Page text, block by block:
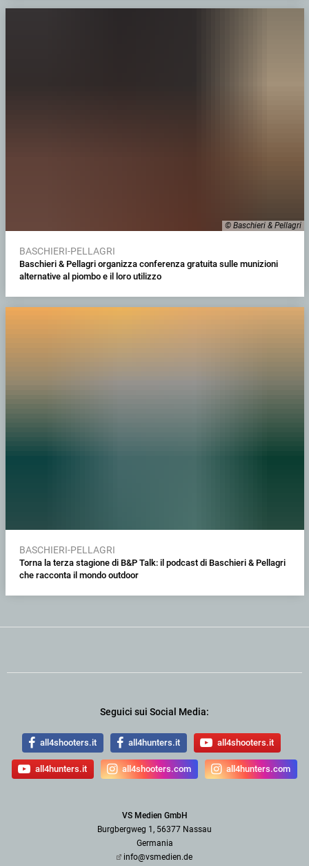
© Baschieri & Pellagri
BASCHIERI-PELLAGRI
Baschieri & Pellagri organizza conferenza gratuita sulle munizioni
alternative al piombo e il loro utilizzo
BASCHIERI-PELLAGRI
Torna la terza stagione di B&P Talk: il podcast di Baschieri & Pellagri
che racconta il mondo outdoor
Seguici sui Social Media:
all4shooters.it all4hunters.it all4shooters.it
all4hunters.it all4shooters.com all4hunters.com
VS Medien GmbH
Burgbergweg 1, 56377 Nassau
Germania
info@vsmedien.de